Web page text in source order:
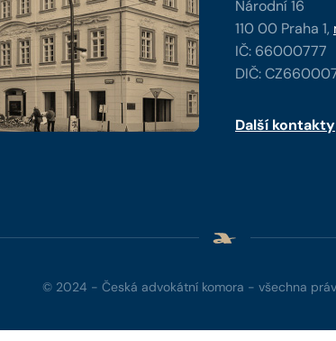
Národní 16
110 00 Praha 1,
IČ: 66000777
DIČ:
Další kontakty
© 2024 - Česká advokátní komora - všechna